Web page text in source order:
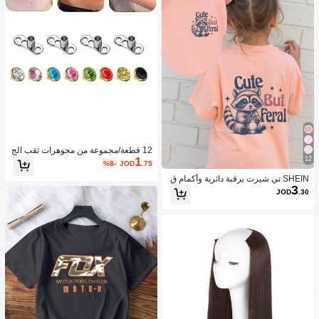
12
SHEIN تي شيرت برقبة دائرية وأكمام ق
صيرة للفتيات بطباعة رسومية لنمر الراك
ون واللفظ "جميل ولكن متوحش"، للصي
JOD3.30
12 قطعة/مجموعة من مجوهرات ثقب الج
سم من الفولاذ المقاوم للصدأ للنساء والر
JOD1.75
%8-